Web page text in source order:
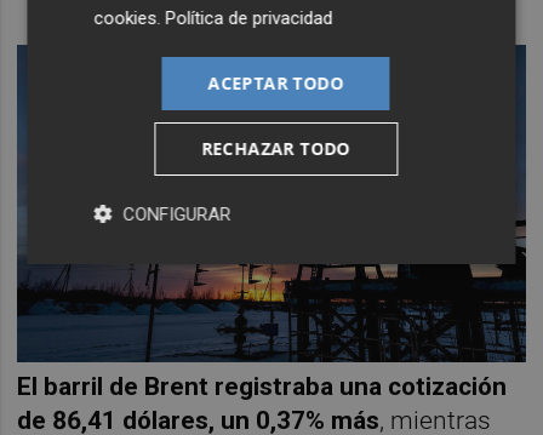
El barril de Brent registraba una cotización
de 86,41 dólares, un 0,37% más, mientras
cookies .Política de privacidad
ACEPTAR TODO
RECHAZAR TODO
CONFIGURAR